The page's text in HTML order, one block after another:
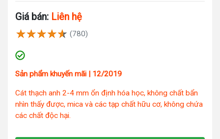
Giá bán: Liên hệ
(780)
Sản phẩm khuyến mãi | 12/2019
Cát thạch anh 2-4 mm ổn định hóa học, không chất bẩn
nhìn thấy được, mica và các tạp chất hữu cơ, không chứa
các chất độc hại.